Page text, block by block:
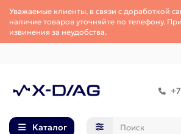
Уважаемые клиенты, в связи с доработкой
наличие товаров уточняйте по телефону.
извинения за неудобства.
Каталог